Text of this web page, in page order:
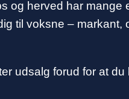
og herved har mange
til voksne – markant,
udsalg forud for at du